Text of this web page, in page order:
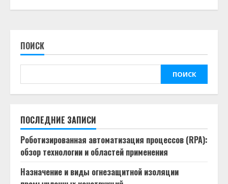
ПОИСК
ПОИСК
ПОСЛЕДНИЕ ЗАПИСИ
Роботизированная автоматизация процессов (RPA):
обзор технологии и областей применения
Назначение и виды огнезащитной изоляции